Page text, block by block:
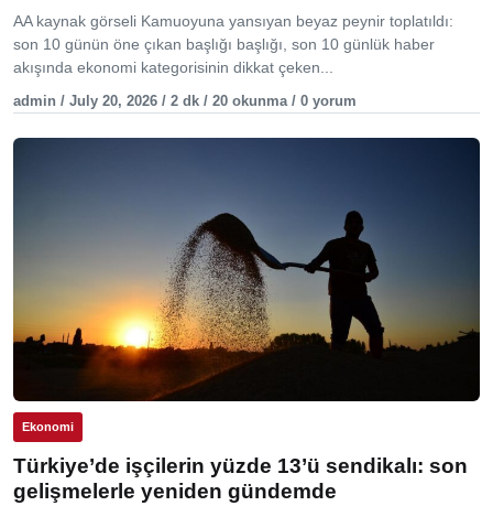
AA kaynak görseli Kamuoyuna yansıyan beyaz peynir toplatıldı:
son 10 günün öne çıkan başlığı başlığı, son 10 günlük haber
akışında ekonomi kategorisinin dikkat çeken...
admin / July 20, 2026 / 2 dk / 20 okunma / 0 yorum
Ekonomi
Türkiye’de işçilerin yüzde 13’ü sendikalı: son
gelişmelerle yeniden gündemde